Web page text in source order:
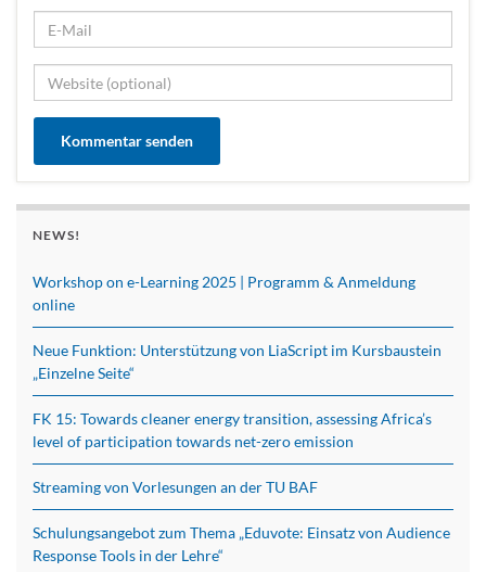
NEWS!
Workshop on e-Learning 2025 | Programm & Anmeldung
online
Neue Funktion: Unterstützung von LiaScript im Kursbaustein
„Einzelne Seite“
FK 15: Towards cleaner energy transition, assessing Africa’s
level of participation towards net-zero emission
Streaming von Vorlesungen an der TU BAF
Schulungsangebot zum Thema „Eduvote: Einsatz von Audience
Response Tools in der Lehre“